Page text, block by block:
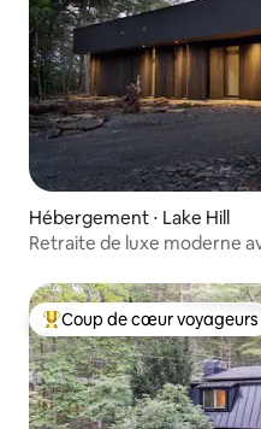
Hébergement ⋅ Lake Hill
Retraite de luxe moderne
Coups de cœur voyageurs
Coup de cœur voyageurs